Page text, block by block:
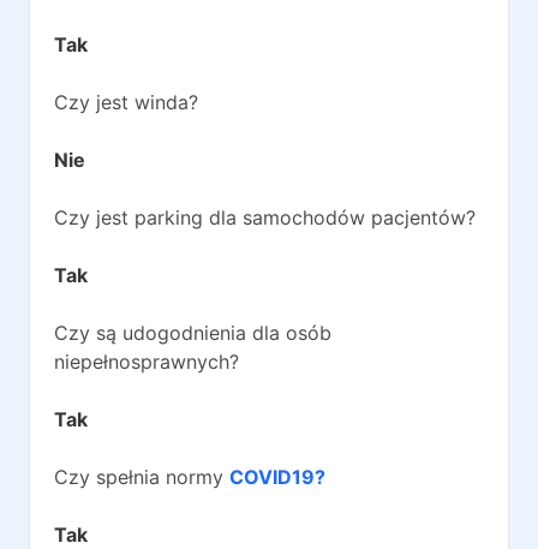
Tak
Czy jest winda?
Nie
Czy jest parking dla samochodów pacjentów?
Tak
Czy są udogodnienia dla osób
niepełnosprawnych?
Tak
Czy spełnia normy COVID19?
Tak